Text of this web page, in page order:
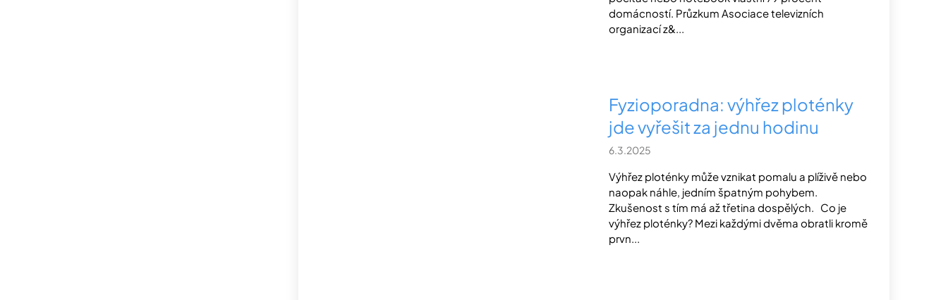
domácností. Průzkum Asociace televizních
organizací z&...
Fyzioporadna: výhřez ploténky
jde vyřešit za jednu hodinu
6.3.2025
Výhřez ploténky může vznikat pomalu a plíživě nebo
naopak náhle, jedním špatným pohybem.
Zkušenost s tím má až třetina dospělých. Co je
výhřez ploténky? Mezi každými dvěma obratli kromě
prvn...